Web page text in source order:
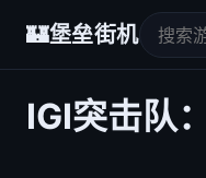
🏰堡垒街机
IGI突击队